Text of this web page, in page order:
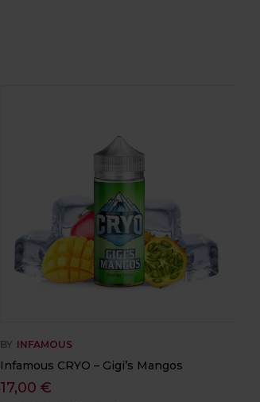
BY INFAMOUS
Infamous CRYO – Gigi’s Mangos
17,00 €